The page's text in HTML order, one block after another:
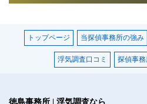
トップページ 当探偵事務所の強み
浮気調査口コミ 探偵事
徳島事務所 | 浮気調査なら